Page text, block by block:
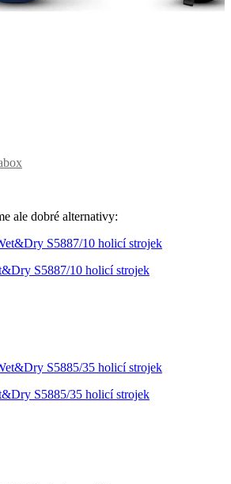
ale dobré alternativy:
S5887/10 holicí strojek
S5885/35 holicí strojek